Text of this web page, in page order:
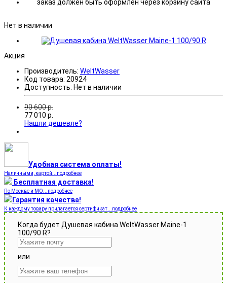
заказ должен быть оформлен через корзину сайта
Нет в наличии
Акция
Производитель: WeltWasser
Код товара: 20924
Доступность: Нет в наличии
90 600р.
77 010 р.
Нашли дешевле?
Удобная система оплаты!
Наличными, картой...подробнее
Бесплатная доставка!
По Москве и МО...подробнее
Гарантия качества!
К каждому товару прилагается сертификат...подробнее
Когда будет Душевая кабина WeltWasser Maine-1
100/90 R?
или